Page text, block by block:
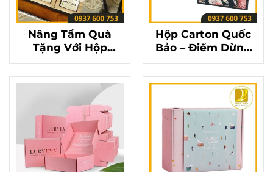
Nâng Tầm Quà
Tặng Với Hộp
Carton Đựng Quà
Quốc Bảo
Hộp Carton Quốc
Bảo – Điểm Dừng
Chân Của Những
Món Quà Ý Nghĩa